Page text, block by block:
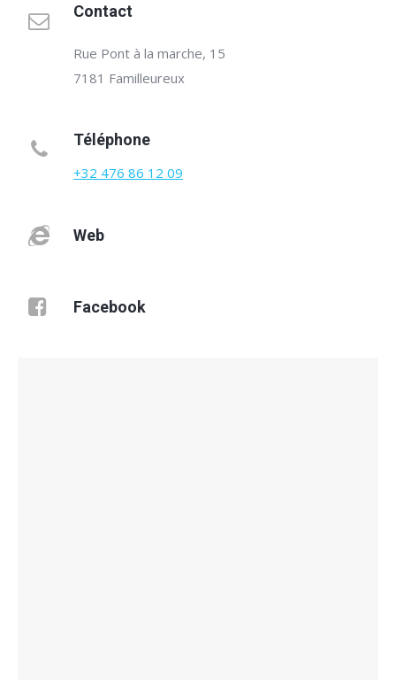
Contact
Rue Pont à la marche, 15
7181 Familleureux
Téléphone
+32 476 86 12 09
Web
Facebook